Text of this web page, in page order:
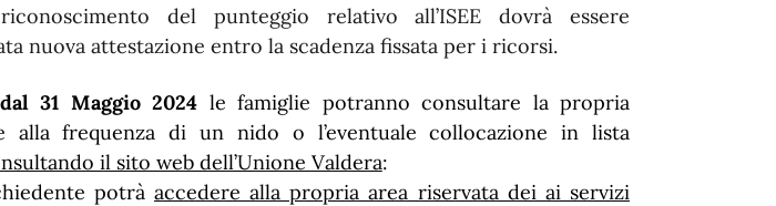
del punteggio relativo all’ISEE dovrà essere
nuova attestazione entro la scadenza fissata per i ricorsi.
31 Maggio 2024 le famiglie potranno consultare la propria
alla frequenza di un nido o l’eventuale collocazione in lista
il sito web dell’Unione Valdera:
potràaccedere alla propria area riservata dei ai servizi